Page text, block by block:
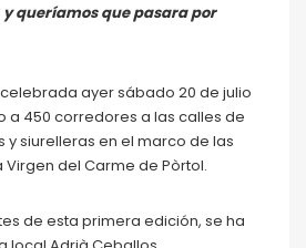
queríamos que pasara por
celebrada ayer sábado 20 de julio
a 450 corredores a las calles de
y siurelleras en el marco de las
del Carme de Pòrtol.
de esta primera edición, se ha